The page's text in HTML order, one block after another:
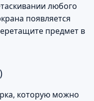
любого
появляется
предмет в
которую можно